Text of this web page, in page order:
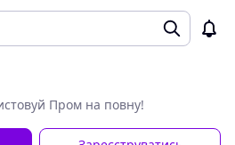
Пром на повну!